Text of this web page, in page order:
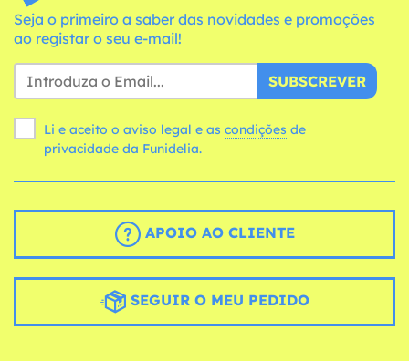
Seja o primeiro a saber das novidades e promoções
ao registar o seu e-mail!
SUBSCREVER
Li e aceito o aviso legal e as condições
privacidade da Funidelia.
APOIO AO CLIENTE
SEGUIR O MEU PEDIDO